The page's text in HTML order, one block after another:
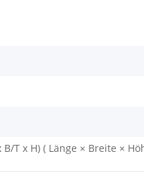
T x H) ( Länge × Breite ×